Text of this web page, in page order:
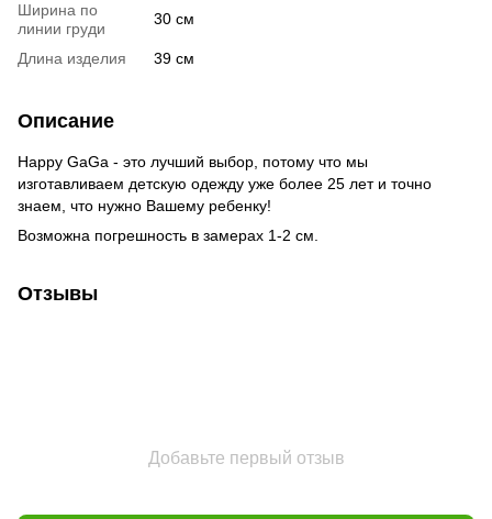
Ширина по
линии груди
30 см
Длина изделия 39 см
Описание
Happy GaGa - это лучший выбор, потому что мы
изготавливаем детскую одежду уже более 25 лет и точно
знаем, что нужно Вашему ребенку!
Возможна погрешность в замерах 1-2 см.
Отзывы
Добавьте первый отзыв